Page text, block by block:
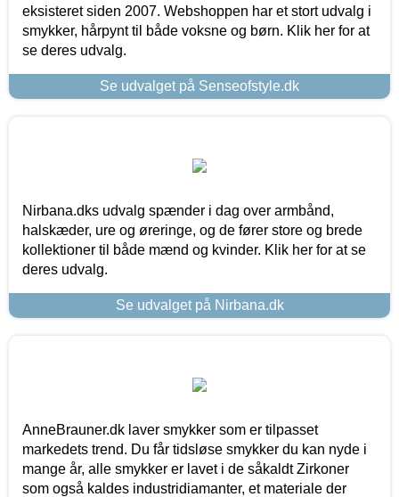
eksisteret siden 2007. Webshoppen har et stort udvalg i
smykker, hårpynt til både voksne og børn. Klik her for at
se deres udvalg.
Se udvalget på Senseofstyle.dk
Nirbana.dks udvalg spænder i dag over armbånd,
halskæder, ure og øreringe, og de fører store og brede
kollektioner til både mænd og kvinder. Klik her for at se
deres udvalg.
Se udvalget på Nirbana.dk
AnneBrauner.dk laver smykker som er tilpasset
markedets trend. Du får tidsløse smykker du kan nyde i
mange år, alle smykker er lavet i de såkaldt Zirkoner
som også kaldes industridiamanter, et materiale der